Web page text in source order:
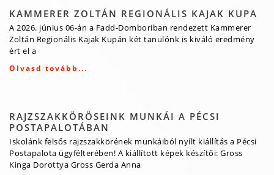
KAMMERER ZOLTÁN REGIONÁLIS KAJAK KUPA
A 2026. június 06-án a Fadd-Domboriban rendezett Kammerer
Zoltán Regionális Kajak Kupán két tanulónk is kiváló eredmény
ért el a
Olvasd tovább...
RAJZSZAKKÖRÖSEINK MUNKÁI A PÉCSI
POSTAPALOTÁBAN
Iskolánk felsős rajzszakkörének munkáiból nyílt kiállítás a Pécsi
Postapalota ügyfélterében! A kiállított képek készítői: Gross
Kinga Dorottya Gross Gerda Anna